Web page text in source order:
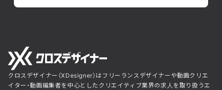
クロスデザイナー（XDesigner）はフリーランスデザイナーや動画クリエ
イター・動画編集者を中心としたクリエイティブ業界の求人を取り扱うエ